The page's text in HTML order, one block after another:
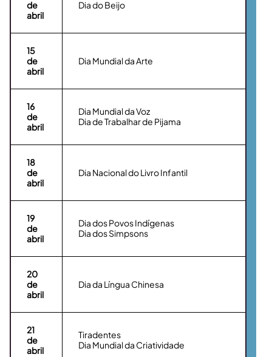
de
abril
Dia do Beijo
15
de
abril
Dia Mundial da Arte
16
de
abril
Dia Mundial da Voz
Dia de Trabalhar de Pijama
18
de
abril
Dia Nacional do Livro Infantil
19
de
abril
Dia dos Povos Indígenas
Dia dos Simpsons
20
de
abril
Dia da Língua Chinesa
21
de
abril
Tiradentes
Dia Mundial da Criatividade